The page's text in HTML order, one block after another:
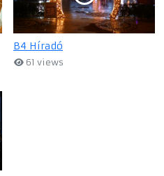
B4 Híradó
61 views